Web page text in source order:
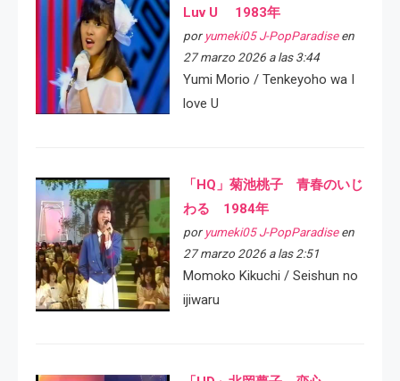
Luv U 1983年
por yumeki05 J-PopParadiseen
27 marzo 2026 a las 3:44
Yumi Morio / Tenkeyoho wa I
love U
「HQ」菊池桃子 青春のいじ
わる 1984年
por yumeki05 J-PopParadiseen
27 marzo 2026 a las 2:51
Momoko Kikuchi / Seishun no
ijiwaru